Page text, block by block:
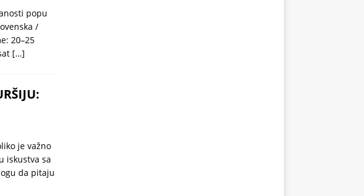
popu
/
20–25
[…]
je važno
iskustva sa
da pitaju